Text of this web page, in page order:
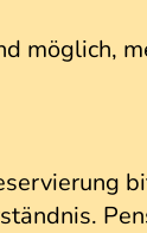
möglich,